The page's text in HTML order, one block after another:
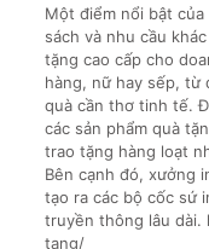
Một điểm nổi bật của
sách và nhu cầu
tặng cao cấp cho
hàng, nữ hay sếp, từ
quà cần thơ tinh tế.
các sản phẩm quà
trao tặng hàng loạt
Bên cạnh đó, xưởng
tạo ra các bộ cốc sứ
truyền thông lâu
tang/